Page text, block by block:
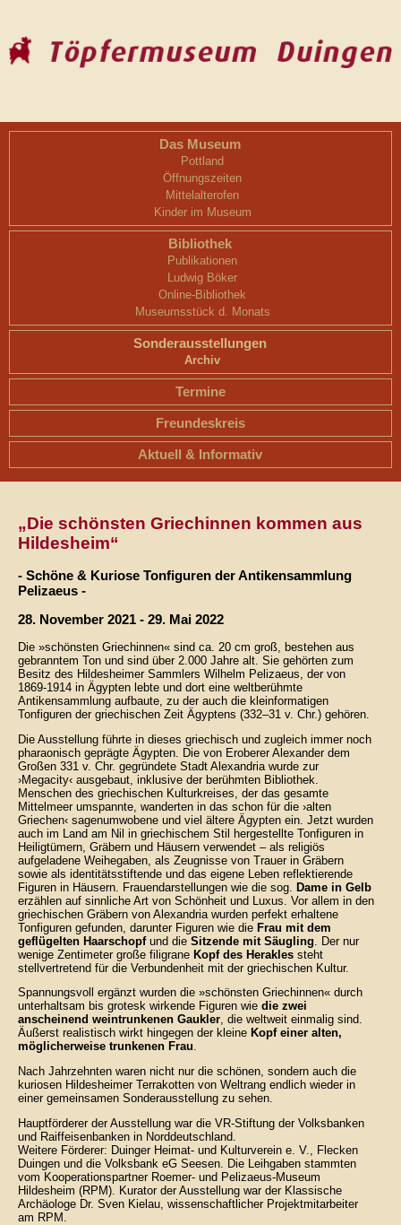
Das Museum
Pottland
Öffnungszeiten
Mittelalterofen
Kinder im Museum
Bibliothek
Publikationen
Ludwig Böker
Online-Bibliothek
Museumsstück d. Monats
Sonderausstellungen
Archiv
Termine
Freundeskreis
Aktuell & Informativ
„Die schönsten Griechinnen kommen aus
Hildesheim“
- Schöne & Kuriose Tonfiguren der Antikensammlung
Pelizaeus -
28. November 2021 - 29. Mai 2022
Die »schönsten Griechinnen« sind ca. 20 cm groß, bestehen aus
gebranntem Ton und sind über 2.000 Jahre alt. Sie gehörten zum
Besitz des Hildesheimer Sammlers Wilhelm Pelizaeus, der von
1869-1914 in Ägypten lebte und dort eine weltberühmte
Antikensammlung aufbaute, zu der auch die kleinformatigen
Tonfiguren der griechischen Zeit Ägyptens (332–31 v. Chr.) gehören.
Die Ausstellung führte in dieses griechisch und zugleich immer noch
pharaonisch geprägte Ägypten. Die von Eroberer Alexander dem
Großen 331 v. Chr. gegründete Stadt Alexandria wurde zur
›Megacity‹ ausgebaut, inklusive der berühmten Bibliothek.
Menschen des griechischen Kulturkreises, der das gesamte
Mittelmeer umspannte, wanderten in das schon für die ›alten
Griechen‹ sagenumwobene und viel ältere Ägypten ein. Jetzt wurden
auch im Land am Nil in griechischem Stil hergestellte Tonfiguren in
Heiligtümern, Gräbern und Häusern verwendet – als religiös
aufgeladene Weihegaben, als Zeugnisse von Trauer in Gräbern
sowie als identitätsstiftende und das eigene Leben reflektierende
Figuren in Häusern. Frauendarstellungen wie die sog. Dame in Gelb
erzählen auf sinnliche Art von Schönheit und Luxus. Vor allem in den
griechischen Gräbern von Alexandria wurden perfekt erhaltene
Tonfiguren gefunden, darunter Figuren wie die Frau mit dem
geflügelten Haarschopfund die Sitzende mit Säugling . Der nur
wenige Zentimeter große filigrane Kopf des Herakles steht
stellvertretend für die Verbundenheit mit der griechischen Kultur.
Spannungsvoll ergänzt wurden die »schönsten Griechinnen« durch
unterhaltsam bis grotesk wirkende Figuren wie die zwei
anscheinend weintrunkenen Gaukler, die weltweit einmalig sind.
Äußerst realistisch wirkt hingegen der kleine Kopf einer alten,
möglicherweise trunkenen Frau.
Nach Jahrzehnten waren nicht nur die schönen, sondern auch die
kuriosen Hildesheimer Terrakotten von Weltrang endlich wieder in
einer gemeinsamen Sonderausstellung zu sehen.
Hauptförderer der Ausstellung war die VR-Stiftung der Volksbanken
und Raiffeisenbanken in Norddeutschland.
Weitere Förderer: Duinger Heimat- und Kulturverein e. V., Flecken
Duingen und die Volksbank eG Seesen. Die Leihgaben stammten
vom Kooperationspartner Roemer- und Pelizaeus-Museum
Hildesheim (RPM). Kurator der Ausstellung war der Klassische
Archäologe Dr. Sven Kielau, wissenschaftlicher Projektmitarbeiter
am RPM.